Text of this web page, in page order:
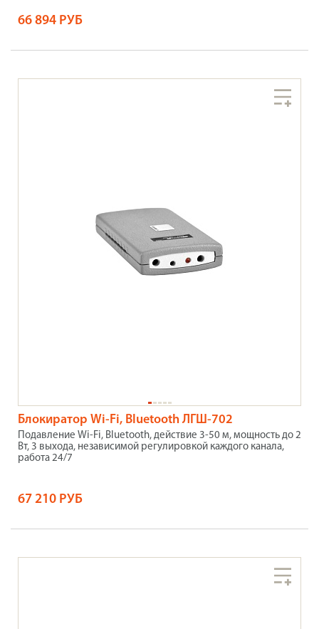
66 894 РУБ
Блокиратор Wi-Fi, Bluetooth ЛГШ-702
Подавление Wi-Fi, Bluetooth, действие 3-50 м, мощность до 2
Вт, 3 выхода, независимой регулировкой каждого канала,
работа 24/7
67 210 РУБ